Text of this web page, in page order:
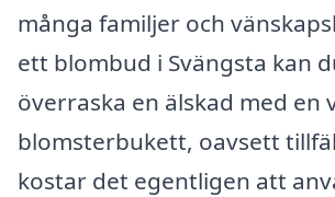
många familjer och
ett blombud i Svängsta kan
överraska en älskad med en
blomsterbukett, oavsett
kostar det egentligen att